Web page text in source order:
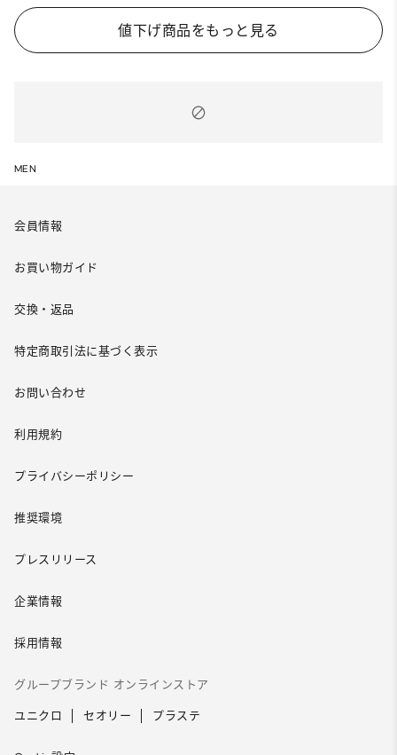
値下げ商品をもっと見る
MEN
会員情報
お買い物ガイド
交換・返品
特定商取引法に基づく表示
お問い合わせ
利用規約
プライバシーポリシー
推奨環境
プレスリリース
企業情報
採用情報
グループブランド オンラインストア
ユニクロ セオリー プラステ